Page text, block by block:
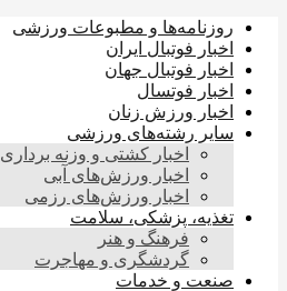
روزنامه‌ها و مطبوعات ورزشی
اخبار فوتبال ایران
اخبار فوتبال جهان
اخبار فوتسال
اخبار ورزش زنان
سایر رشته‌های ورزشی
اخبار کشتی و وزنه برداری
اخبار ورزش‌های آبی
اخبار ورزش‌های رزمی
تغذیه، پزشکی، سلامت
فرهنگ و هنر
گردشگری و مهاجرت
صنعت و خدمات